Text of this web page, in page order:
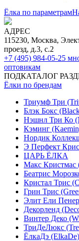
Ёлка по параметрам
АДРЕС
115230, Москва,
проезд, д.3, с.2
+7 (495) 984-05-25
оптовикам
ПОДКАТАЛОГ
Ёлки по брендам
Триумф Три
Блэк Бокс
Нэшнл Три Ко
Кэминг
Нордик
Э Перфект
ЦАРЬ ЁЛКА
Макс Кристмас
Беатрис
Кристал Трис
Грин Трис
Элит Ели
Декорленд
Винтер Деко
ТриДеЛюкс
ЁлкаДэ (ElkaDe)